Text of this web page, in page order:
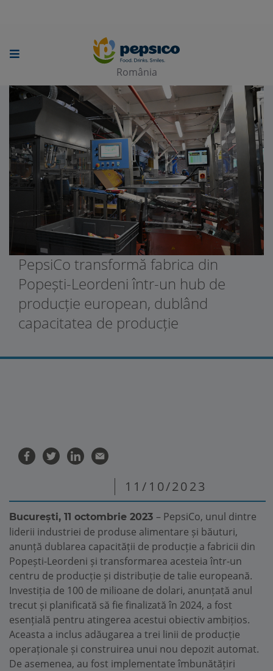
to
main
content
România
PepsiCo transformă fabrica din
Popești-Leordeni într-un hub de
producție european, dublând
capacitatea de producție
11/10/2023
București, 11 octombrie 2023 – PepsiCo, unul dintre
liderii industriei de produse alimentare și băuturi,
anunță dublarea capacității de producție a fabricii din
Popești-Leordeni și transformarea acesteia într-un
centru de producție și distribuție de talie europeană.
Investiția de 100 de milioane de dolari, anunțată anul
trecut și planificată să fie finalizată în 2024, a fost
esențială pentru atingerea acestui obiectiv ambițios.
Aceasta a inclus adăugarea a trei linii de producție
operaționale și construirea unui nou depozit automat.
De asemenea, au fost implementate îmbunătățiri